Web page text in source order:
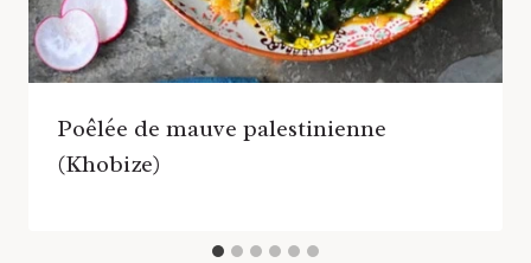
Poêlée de mauve palestinienne
(Khobize)